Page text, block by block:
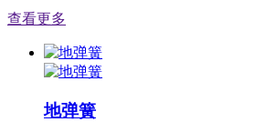
查看更多
地弹簧